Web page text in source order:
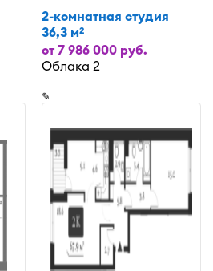
2-комнатная студия
36,3 м2
от 7 986 000 руб.
Облака 2
✎